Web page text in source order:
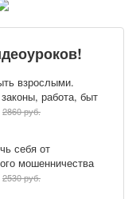
взрослыми.
работа, быт
2860 руб.
себя от
мошенничества
2530 руб.